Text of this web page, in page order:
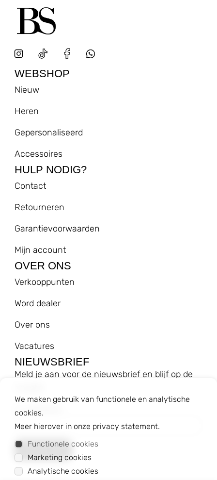
WEBSHOP
Nieuw
Heren
Gepersonaliseerd
Accessoires
HULP NODIG?
Contact
Retourneren
Garantievoorwaarden
Mijn account
OVER ONS
Verkooppunten
Word dealer
Over ons
Vacatures
NIEUWSBRIEF
Meld je aan voor de nieuwsbrief en blijf op de
E-mailadres
We maken gebruik van functionele en analytische
cookies.
Meer hierover in onze privacy statement.
Functionele cookies
Marketing cookies
Analytische cookies